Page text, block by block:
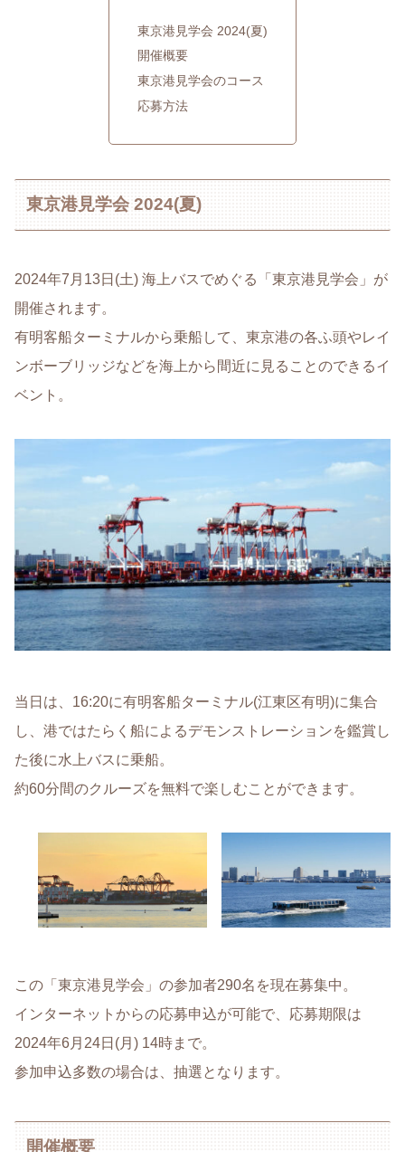
東京港見学会 2024(夏)
開催概要
東京港見学会のコース
応募方法
東京港見学会 2024(夏)
2024年7月13日(土) 海上バスでめぐる「東京港見学会」が
開催されます。
有明客船ターミナルから乗船して、東京港の各ふ頭やレイ
ンボーブリッジなどを海上から間近に見ることのできるイ
ベント。
当日は、16:20に有明客船ターミナル(江東区有明)に集合
し、港ではたらく船によるデモンストレーションを鑑賞し
た後に水上バスに乗船。
約60分間のクルーズを無料で楽しむことができます。
この「東京港見学会」の参加者290名を現在募集中。
インターネットからの応募申込が可能で、応募期限は
2024年6月24日(月) 14時まで。
参加申込多数の場合は、抽選となります。
開催概要